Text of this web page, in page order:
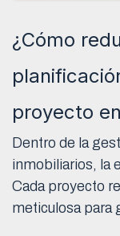
¿Cómo
proyecto
Dentro de la
inmobiliarios, la
Cada proyecto
meticulosa para